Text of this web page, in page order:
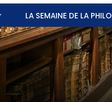
LA SEMAINE DE LA PHILO